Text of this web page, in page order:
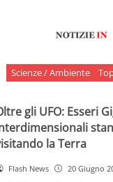
Scienze / Ambiente
gli UFO: Esseri
la Terra
Flash News 20 Giugno